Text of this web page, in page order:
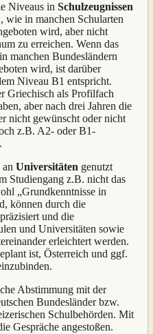
Niveaus in Schulzeugnissen
in manchen Schularten
wird, aber nicht
zu erreichen. Wenn das
manchen Bundesländern
wird, ist darüber
Niveau B1 entspricht.
Griechisch als Profilfach
aber nach drei Jahren die
nicht gewünscht oder nicht
z.B. A2- oder B1-
Universitäten genutzt
Studiengang z.B. nicht das
„Grundkenntnisse in
können durch die
und die
und Universitäten sowie
erleichtert werden.
ist, Österreich und ggf.
Abstimmung mit der
Bundesländer bzw.
Schulbehörden. Mit
Gespräche angestoßen.